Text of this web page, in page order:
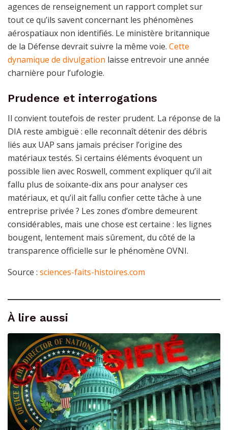
agences de renseignement un rapport complet sur
tout ce qu’ils savent concernant les phénomènes
aérospatiaux non identifiés. Le ministère britannique
de la Défense devrait suivre la même voie. Cette
dynamique de divulgation laisse entrevoir une année
charnière pour l’ufologie.
Prudence et interrogations
Il convient toutefois de rester prudent. La réponse de la
DIA reste ambiguë : elle reconnaît détenir des débris
liés aux UAP sans jamais préciser l’origine des
matériaux testés. Si certains éléments évoquent un
possible lien avec Roswell, comment expliquer qu’il ait
fallu plus de soixante-dix ans pour analyser ces
matériaux, et qu’il ait fallu confier cette tâche à une
entreprise privée ? Les zones d’ombre demeurent
considérables, mais une chose est certaine : les lignes
bougent, lentement mais sûrement, du côté de la
transparence officielle sur le phénomène OVNI.
Source : sciences-faits-histoires.com
À lire aussi